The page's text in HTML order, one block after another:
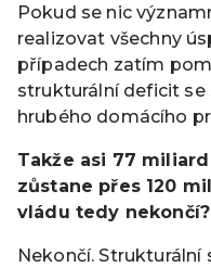
Pokud se nic
realizovat všechny
případech zatím
strukturální deficit se
hrubého domácího
Takže asi 77
zůstane přes 120
vládu tedy nekončí?
Nekončí. Strukturální